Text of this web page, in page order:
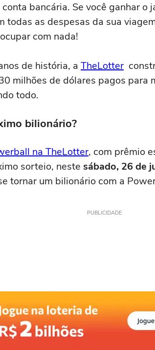
bancária. Se você ganhar o
todas as despesas da sua
com nada!
de história, a TheLotter
milhões de dólares pagos para
todo.
bilionário?
na TheLotter, com prêmio
sorteio, neste sábado, 26 de
tornar um bilionário com a
PUBLICIDADE